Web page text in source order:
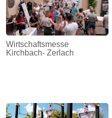
Wirtschaftsmesse
Kirchbach- Zerlach